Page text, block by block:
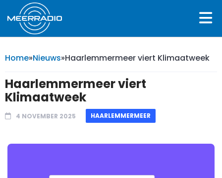
Home»Nieuws»Haarlemmermeer viert Klimaatweek
Haarlemmermeer viert
Klimaatweek
4 NOVEMBER 2025 HAARLEMMERMEER